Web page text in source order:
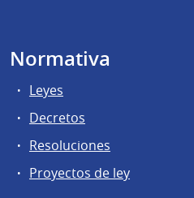
Normativa
Leyes
Decretos
Resoluciones
Proyectos de ley